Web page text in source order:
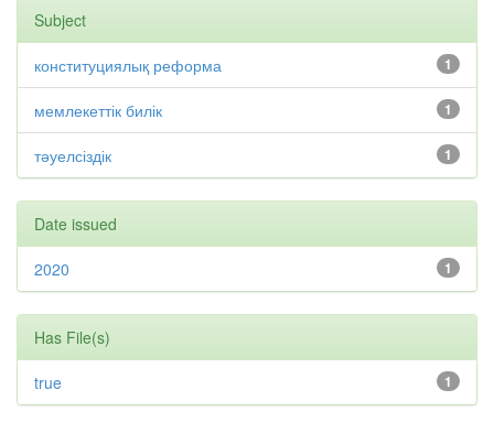
Subject
1
конституциялық реформа
1
мемлекеттік билік
1
тәуелсіздік
Date issued
1
2020
Has File(s)
1
true